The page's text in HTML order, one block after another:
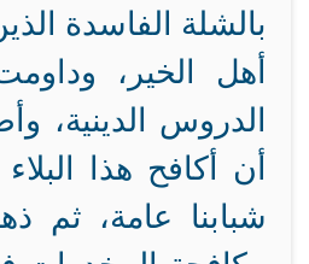
بالشلة الفاسدة
أهل الخير،
الدروس الدينية،
أن أكافح هذا
شبابنا عامة، ثم